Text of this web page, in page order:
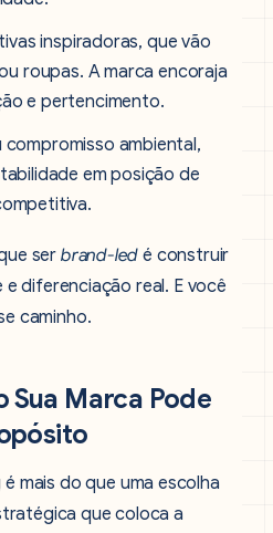
inspiradoras, que vão
roupas. A marca encoraja
e pertencimento.
compromisso ambiental,
em posição de
ser brand-led é construir
diferenciação real. E você
caminho.
Sua Marca Pode
é mais do que uma escolha
que coloca a